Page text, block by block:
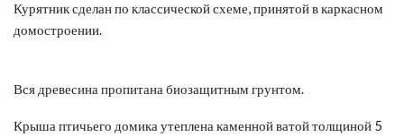
Курятник сделан по классической схеме, принятой в каркасном
домостроении.
Вся древесина пропитана биозащитным грунтом.
Крыша птичьего домика утеплена каменной ватой толщиной 5